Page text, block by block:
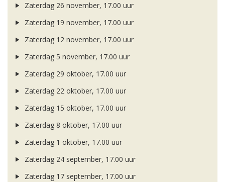
Zaterdag 26 november, 17.00 uur
Zaterdag 19 november, 17.00 uur
Zaterdag 12 november, 17.00 uur
Zaterdag 5 november, 17.00 uur
Zaterdag 29 oktober, 17.00 uur
Zaterdag 22 oktober, 17.00 uur
Zaterdag 15 oktober, 17.00 uur
Zaterdag 8 oktober, 17.00 uur
Zaterdag 1 oktober, 17.00 uur
Zaterdag 24 september, 17.00 uur
Zaterdag 17 september, 17.00 uur